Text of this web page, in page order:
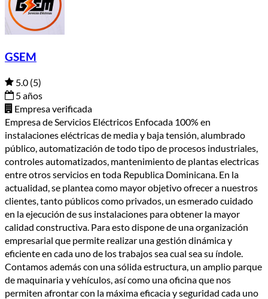
GSEM
5.0 (5)
5 años
Empresa verificada
Empresa de Servicios Eléctricos Enfocada 100% en
instalaciones eléctricas de media y baja tensión, alumbrado
público, automatización de todo tipo de procesos industriales,
controles automatizados, mantenimiento de plantas electricas
entre otros servicios en toda Republica Dominicana. En la
actualidad, se plantea como mayor objetivo ofrecer a nuestros
clientes, tanto públicos como privados, un esmerado cuidado
en la ejecución de sus instalaciones para obtener la mayor
calidad constructiva. Para esto dispone de una organización
empresarial que permite realizar una gestión dinámica y
eficiente en cada uno de los trabajos sea cual sea su índole.
Contamos además con una sólida estructura, un amplio parque
de maquinaria y vehículos, así como una oficina que nos
permiten afrontar con la máxima eficacia y seguridad cada uno